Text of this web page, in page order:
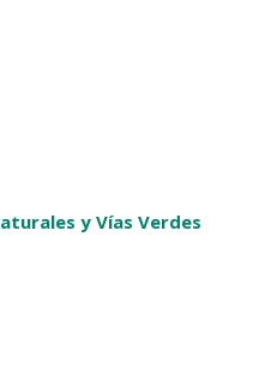
y Vías Verdes